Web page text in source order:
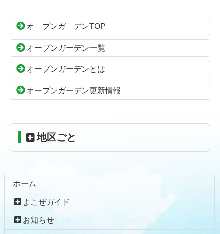
ン
本
文
先
へ
る
の
頭
へ
る
オープンガーデンTOP
オープンガーデン一覧
オープンガーデンとは
オープンガーデン更新情報
地区ごと
ホーム
よこぜガイド
お知らせ